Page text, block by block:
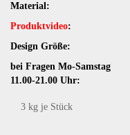
Material:
Produktvideo:
Design Größe:
bei Fragen Mo-Samstag
11.00-21.00 Uhr:
3 kg je Stück